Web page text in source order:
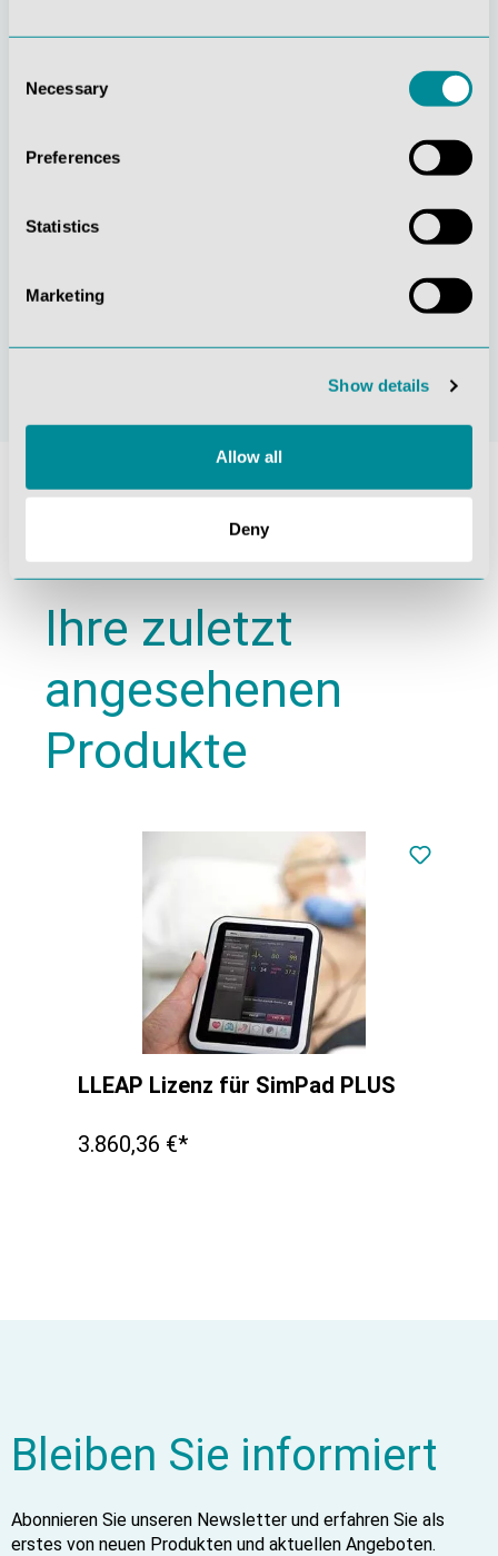
Selection
Necessary
Preferences
Statistics
Marketing
Show details
Allow all
Deny
Gelebte
Verständnis für
Nachhaltiges
Zertifizierung ISO
Ihre zuletzt
angesehenen
Produkte
LLEAP Lizenz für SimPad PLUS
3.860,36 €*
Bleiben Sie informiert
Abonnieren Sie unseren Newsletter und erfahren Sie als
erstes von neuen Produkten und aktuellen Angeboten.